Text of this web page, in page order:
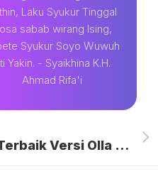
Laku Syukur Tinggal
sabab wirang Ising,
Syukur Soyo Wuwuh
Yakin. - Syaikhina K.H.
Ahmad Rifa'i
Kado Terbaik Versi Olla Ramlan di Ulang Tahunnya